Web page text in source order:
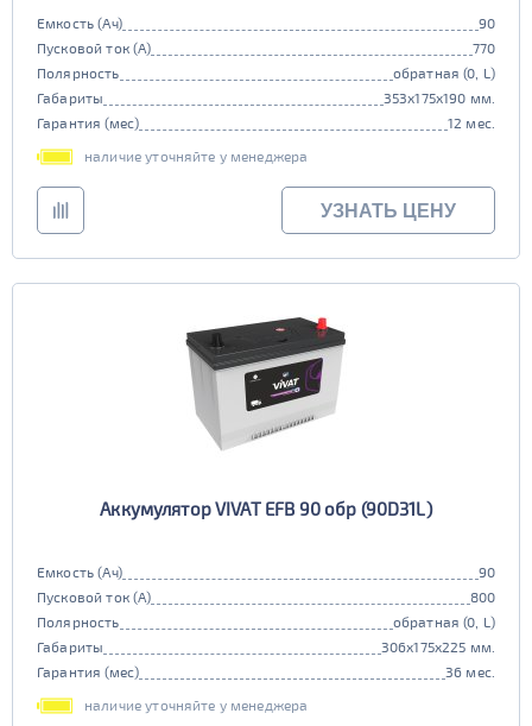
Емкость (Ач)
90
Пусковой ток (А)
770
Полярность
обратная (0, L)
Габариты
353x175x190 мм.
Гарантия (мес)
12 мес.
наличие уточняйте у менеджера
УЗНАТЬ ЦЕНУ
Аккумулятор VIVAT EFB 90 обр (90D31L)
Емкость (Ач)
90
Пусковой ток (А)
800
Полярность
обратная (0, L)
Габариты
306x175x225 мм.
Гарантия (мес)
36 мес.
наличие уточняйте у менеджера